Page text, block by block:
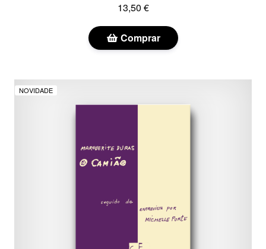
13,50 €
Comprar
NOVIDADE